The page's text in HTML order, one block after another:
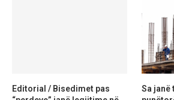
Editorial / Bisedimet pas
Sa janë